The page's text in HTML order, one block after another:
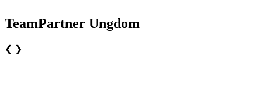
TeamPartner Ungdom
❮ ❯